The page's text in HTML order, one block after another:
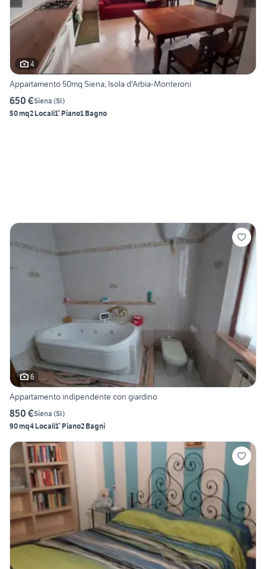
4
Appartamento 50mq Siena, Isola d'Arbia-Monteroni
650 €Siena (SI)
50 mq2 Locali1° Piano1 Bagno
6
Appartamento indipendente con giardino
850 €Siena (SI)
90 mq4 Locali1° Piano2 Bagni